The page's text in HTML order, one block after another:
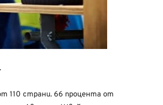
110 страни. 66 процента от